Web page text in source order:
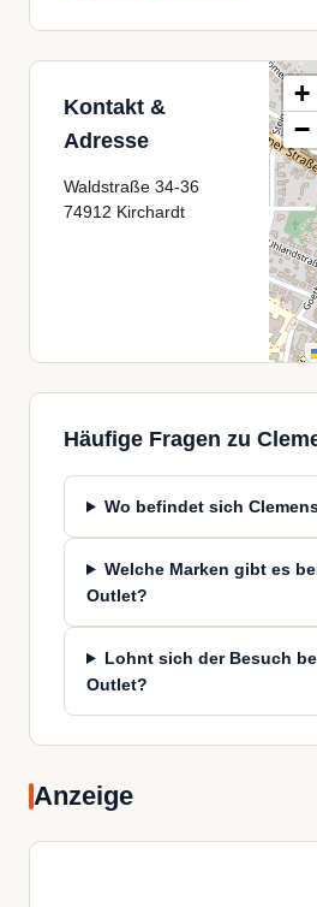
Kontakt &
Adresse
Waldstraße 34-36
74912 Kirchardt
+
−
Häufige Fragen zu
Wo befindet sich
Welche Marken gibt es
Outlet?
Lohnt sich der Besuch
Outlet?
Anzeige